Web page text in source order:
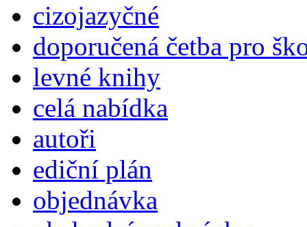
cizojazyčné
doporučená četba pro
levné knihy
celá nabídka
autoři
ediční plán
objednávka